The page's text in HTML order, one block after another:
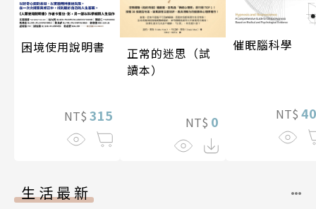
困境使用說明書
NT$ 315
正常的迷思（試
讀本）
NT$ 0
催眠腦科學
NT$
生活最新